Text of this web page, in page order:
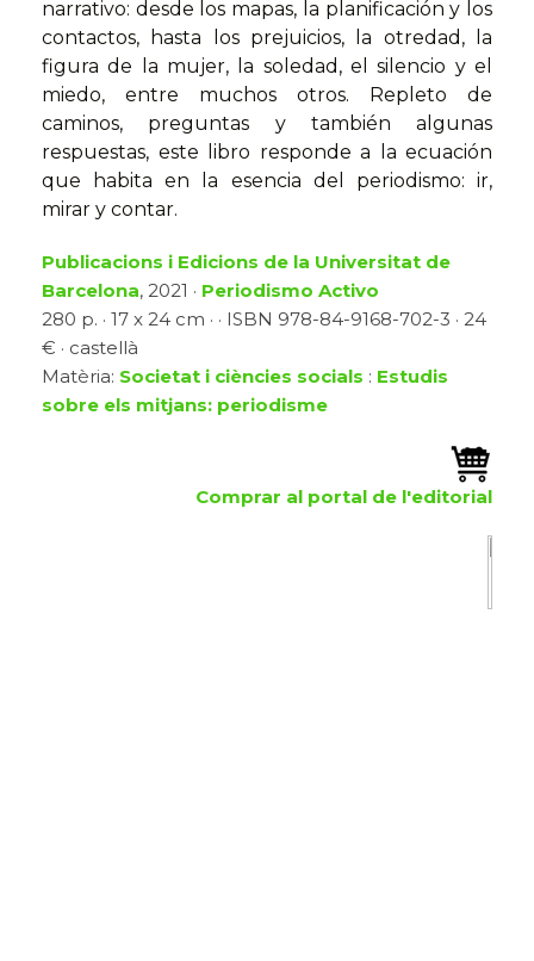
narrativo: desde los mapas, la planificación y los
contactos, hasta los prejuicios, la otredad, la
figura de la mujer, la soledad, el silencio y el
miedo, entre muchos otros. Repleto de
caminos, preguntas y también algunas
respuestas, este libro responde a la ecuación
que habita en la esencia del periodismo: ir,
mirar y contar.
Publicacions i Edicions de la Universitat de
Barcelona, 2021 · Periodismo Activo
280 p. · 17 x 24 cm · · ISBN 978-84-9168-702-3 · 24
€ · castellà
Matèria: Societat i ciències socials : Estudis
sobre els mitjans: periodisme
Comprar al portal de l'editorial